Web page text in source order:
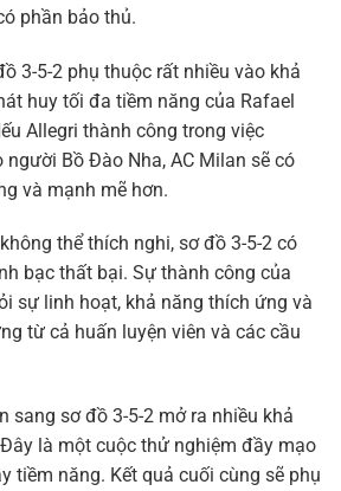
phần bảo thủ.
3-5-2 phụ thuộc rất nhiều vào khả
huy tối đa tiềm năng của Rafael
Allegri thành công trong việc
người Bồ Đào Nha, AC Milan sẽ có
và mạnh mẽ hơn.
thể thích nghi, sơ đồ 3-5-2 có
bạc thất bại. Sự thành công của
sự linh hoạt, khả năng thích ứng và
từ cả huấn luyện viên và các cầu
sang sơ đồ 3-5-2 mở ra nhiều khả
là một cuộc thử nghiệm đầy mạo
tiềm năng. Kết quả cuối cùng sẽ phụ